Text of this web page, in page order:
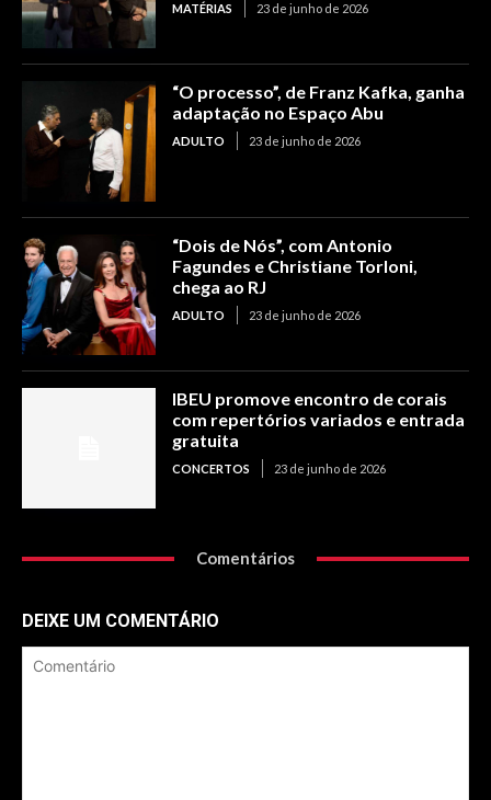
MATÉRIAS 23 de junho de 2026
“O processo”, de Franz Kafka, ganha
adaptação no Espaço Abu
ADULTO 23 de junho de 2026
“Dois de Nós”, com Antonio
Fagundes e Christiane Torloni,
chega ao RJ
ADULTO 23 de junho de 2026
IBEU promove encontro de corais
com repertórios variados e entrada
gratuita
CONCERTOS 23 de junho de 2026
Comentários
DEIXE UM COMENTÁRIO